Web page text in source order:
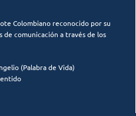
Colombiano reconocido por su
de comunicación a través de los
(Palabra de Vida)